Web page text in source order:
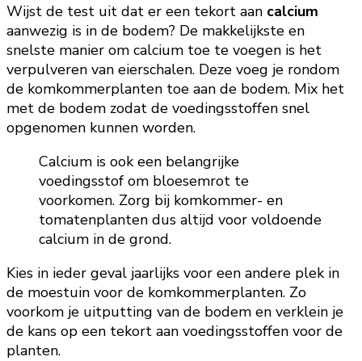
Wijst de test uit dat er een tekort aan calcium
aanwezig is in de bodem? De makkelijkste en
snelste manier om calcium toe te voegen is het
verpulveren van eierschalen. Deze voeg je rondom
de komkommerplanten toe aan de bodem. Mix het
met de bodem zodat de voedingsstoffen snel
opgenomen kunnen worden.
Calcium is ook een belangrijke
voedingsstof om bloesemrot te
voorkomen. Zorg bij komkommer- en
tomatenplanten dus altijd voor voldoende
calcium in de grond.
Kies in ieder geval jaarlijks voor een andere plek in
de moestuin voor de komkommerplanten. Zo
voorkom je uitputting van de bodem en verklein je
de kans op een tekort aan voedingsstoffen voor de
planten.